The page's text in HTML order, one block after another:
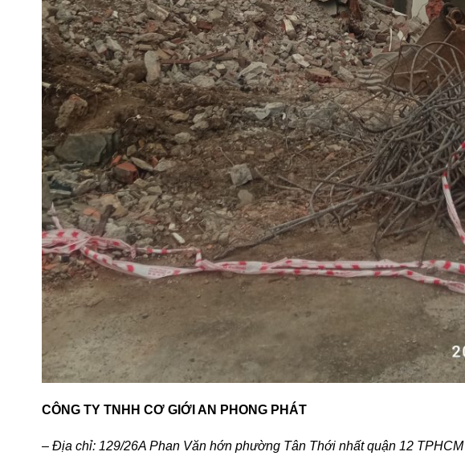
CÔNG TY TNHH CƠ GIỚI AN PHONG PHÁT
– Địa chỉ: 129/26A Phan Văn hớn phường Tân Thới nhất quận 12 TPHCM